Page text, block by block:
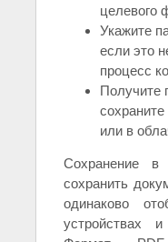
целевого
Укажите
если это
процесс
Получите
или в
Сохранение в
сохранить
одинаково
устройствах